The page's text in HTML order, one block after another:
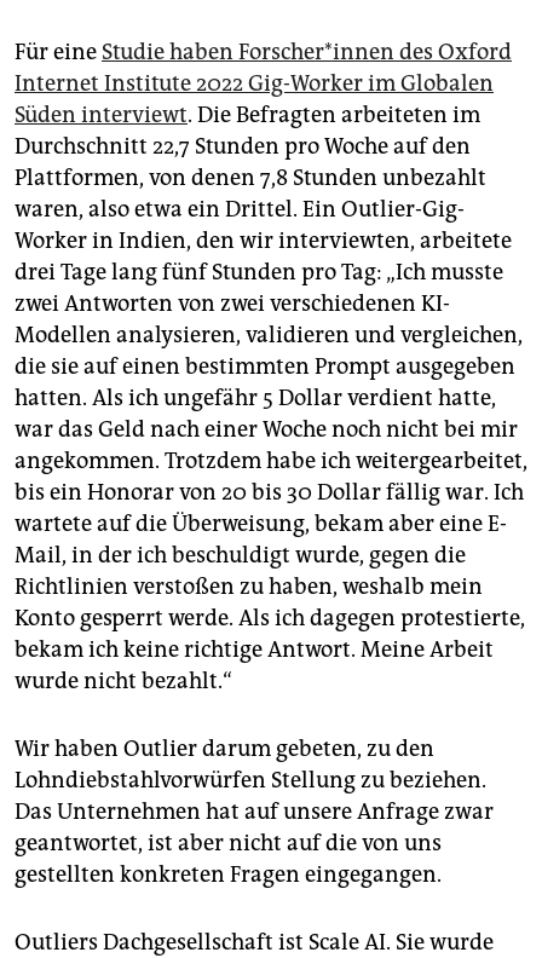
Für eine Studie haben For­sche­r*in­nen des Oxford
Internet Institute 2022 Gig-Worker im Globalen
Süden interviewt. Die Befragten arbeiteten im
Durchschnitt 22,7 Stunden pro Woche auf den
Plattformen, von denen 7,8 Stunden unbezahlt
waren, also etwa ein Drittel. Ein Outlier-Gig-
Worker in Indien, den wir interviewten, arbeitete
drei Tage lang fünf Stunden pro Tag: „Ich musste
zwei Antworten von zwei verschiedenen KI-
Modellen analysieren, validieren und vergleichen,
die sie auf einen bestimmten Prompt ausgegeben
hatten. Als ich ungefähr 5 Dollar verdient hatte,
war das Geld nach einer Woche noch nicht bei mir
angekommen. Trotzdem habe ich weitergearbeitet,
bis ein Honorar von 20 bis 30 Dollar fällig war. Ich
wartete auf die Überweisung, bekam aber eine E-
Mail, in der ich beschuldigt wurde, gegen die
Richtlinien verstoßen zu haben, weshalb mein
Konto gesperrt werde. Als ich dagegen protestierte,
bekam ich keine richtige Antwort. Meine Arbeit
wurde nicht bezahlt.“
Wir haben Outlier darum gebeten, zu den
Lohndiebstahlvorwürfen Stellung zu beziehen.
Das Unternehmen hat auf unsere Anfrage zwar
geantwortet, ist aber nicht auf die von uns
gestellten konkreten Fragen eingegangen.
Outliers Dachgesellschaft ist Scale AI. Sie wurde